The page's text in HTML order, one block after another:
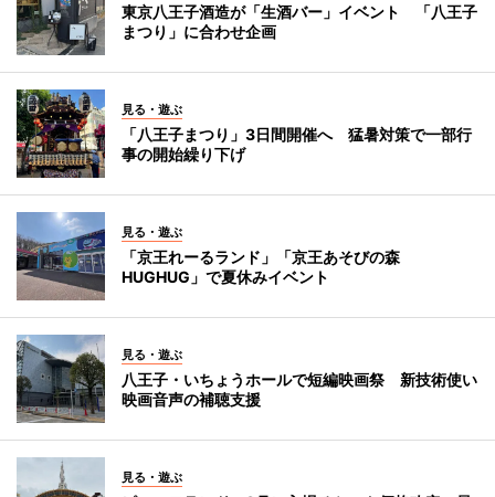
東京八王子酒造が「生酒バー」イベント 「八王子
まつり」に合わせ企画
見る・遊ぶ
「八王子まつり」3日間開催へ 猛暑対策で一部行
事の開始繰り下げ
見る・遊ぶ
「京王れーるランド」「京王あそびの森
HUGHUG」で夏休みイベント
見る・遊ぶ
八王子・いちょうホールで短編映画祭 新技術使い
映画音声の補聴支援
見る・遊ぶ